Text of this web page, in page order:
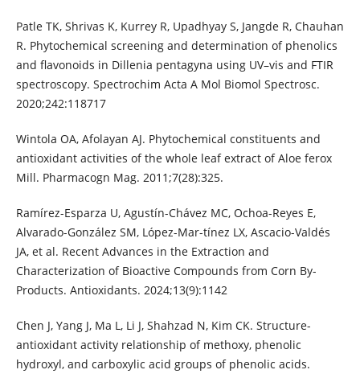
Patle TK, Shrivas K, Kurrey R, Upadhyay S, Jangde R, Chauhan
R. Phytochemical screening and determination of phenolics
and flavonoids in Dillenia pentagyna using UV–vis and FTIR
spectroscopy. Spectrochim Acta A Mol Biomol Spectrosc.
2020;242:118717
Wintola OA, Afolayan AJ. Phytochemical constituents and
antioxidant activities of the whole leaf extract of Aloe ferox
Mill. Pharmacogn Mag. 2011;7(28):325.
Ramírez-Esparza U, Agustín-Chávez MC, Ochoa-Reyes E,
Alvarado-González SM, López-Mar-tínez LX, Ascacio-Valdés
JA, et al. Recent Advances in the Extraction and
Characterization of Bioactive Compounds from Corn By-
Products. Antioxidants. 2024;13(9):1142
Chen J, Yang J, Ma L, Li J, Shahzad N, Kim CK. Structure-
antioxidant activity relationship of methoxy, phenolic
hydroxyl, and carboxylic acid groups of phenolic acids.